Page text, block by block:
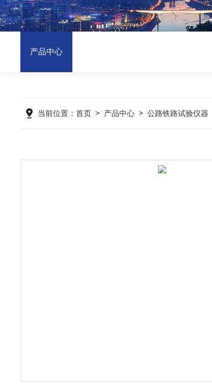
产品中心
当前位置：首页 > 产品中心 >公路铁路试验仪器